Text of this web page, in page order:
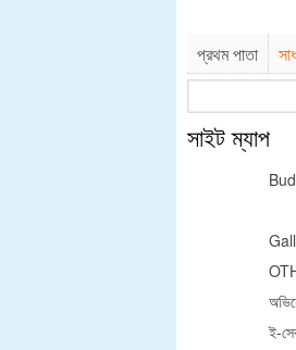
প্রথম পাতা
সাইট ম্যাপ
ই-